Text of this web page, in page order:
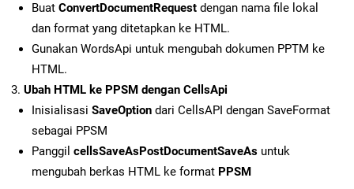
Buat ConvertDocumentRequest dengan nama file lokal
dan format yang ditetapkan ke HTML.
Gunakan WordsApi untuk mengubah dokumen PPTM ke
HTML.
Ubah HTML ke PPSM dengan CellsApi
Inisialisasi SaveOption dari CellsAPI dengan SaveFormat
sebagai PPSM
Panggil cellsSaveAsPostDocumentSaveAs untuk
mengubah berkas HTML ke format PPSM